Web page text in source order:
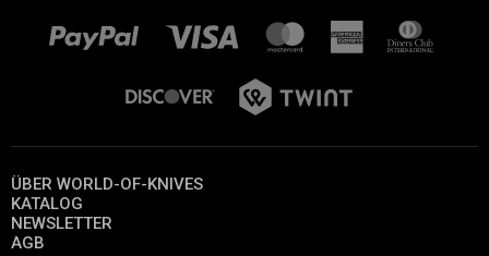
ÜBER WORLD-OF-KNIVES
KATALOG
NEWSLETTER
AGB